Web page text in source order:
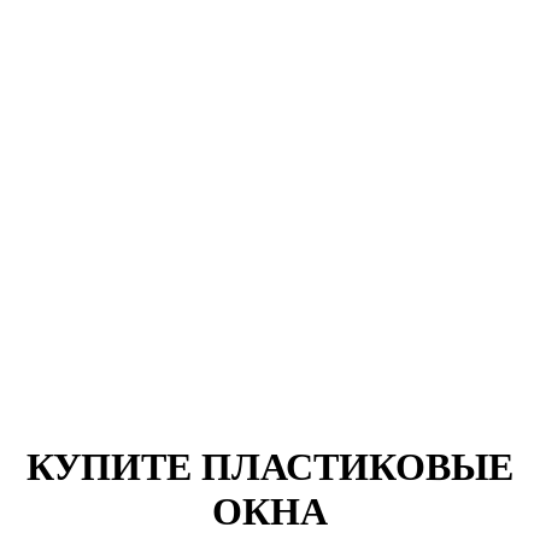
КУПИТЕ ПЛАСТИКОВЫЕ
ОКНА